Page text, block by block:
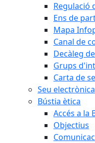
Regulació
Ens de
Mapa
Canal de
Decàleg
Grups
Carta de
Seu electrònica
Bústia ètica
Accés a la
Objectius